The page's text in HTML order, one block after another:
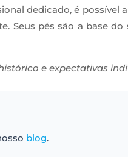
dedicado, é possível
Seus pés são a base
e expectativas
blog.